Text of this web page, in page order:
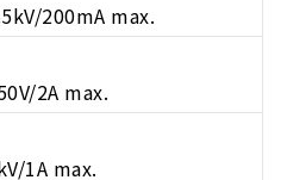
200mA max.
2A max.
1A max.